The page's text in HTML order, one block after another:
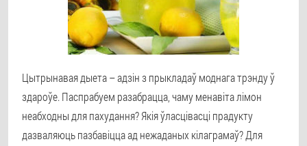
Цытрынавая дыета – адзін з прыкладаў моднага трэнду ў
здароўе. Паспрабуем разабрацца, чаму менавіта лімон
неабходны для пахудання? Якія ўласцівасці прадукту
дазваляюць пазбавіцца ад нежаданых кілаграмаў? Для